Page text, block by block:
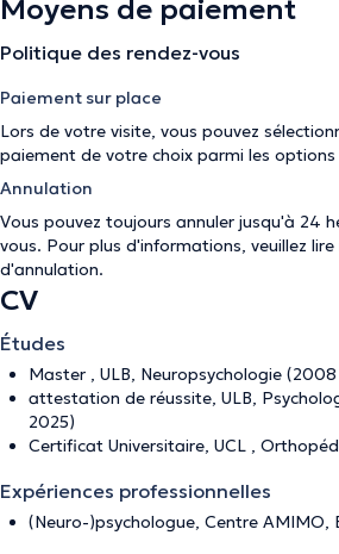
Moyens de paiement
Politique des rendez-vous
Paiement sur place
Lors de votre visite, vous pouvez
paiement de votre choix parmi les
Annulation
Vous pouvez toujours annuler jusqu'à 24
vous. Pour plus d'informations, veuillez
d'annulation.
CV
Études
Master , ULB, Neuropsychologie
attestation de réussite, ULB,
2025)
Certificat Universitaire, UCL ,
Expériences professionnelles
(Neuro-)psychologue, Centre AMIMO,